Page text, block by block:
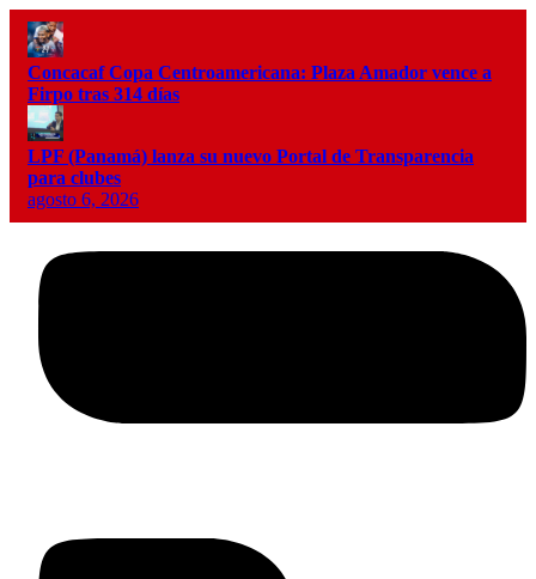
Concacaf Copa Centroamericana: Plaza Amador vence a
Firpo tras 314 días
LPF (Panamá) lanza su nuevo Portal de Transparencia
para clubes
agosto 6, 2026